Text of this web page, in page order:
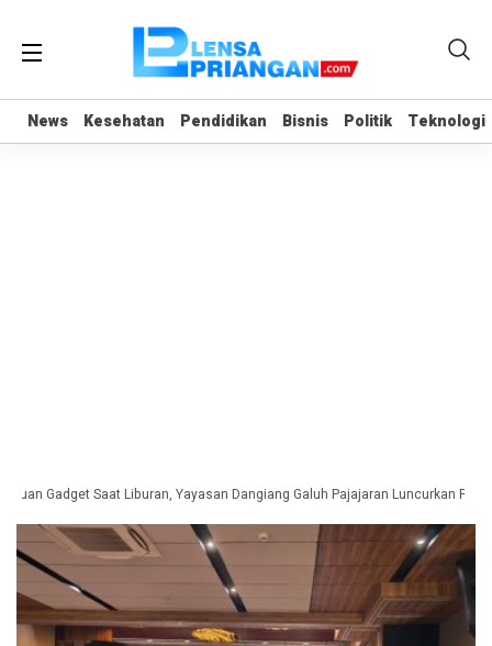
News Kesehatan Pendidikan Bisnis Politik Teknologi
News Kesehatan Pendidikan Bisnis Politik Teknologi
Gadget Saat Liburan, Yayasan Dangiang Galuh Pajajaran Luncurkan